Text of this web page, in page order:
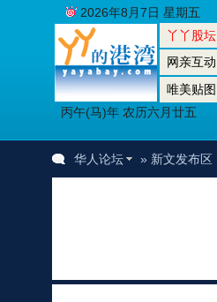
丫丫股坛
网亲互动
唯美贴图
丙午(马)年 农历六月廿五
2026年8月7日 星期五
华人论坛 » 新文发布区